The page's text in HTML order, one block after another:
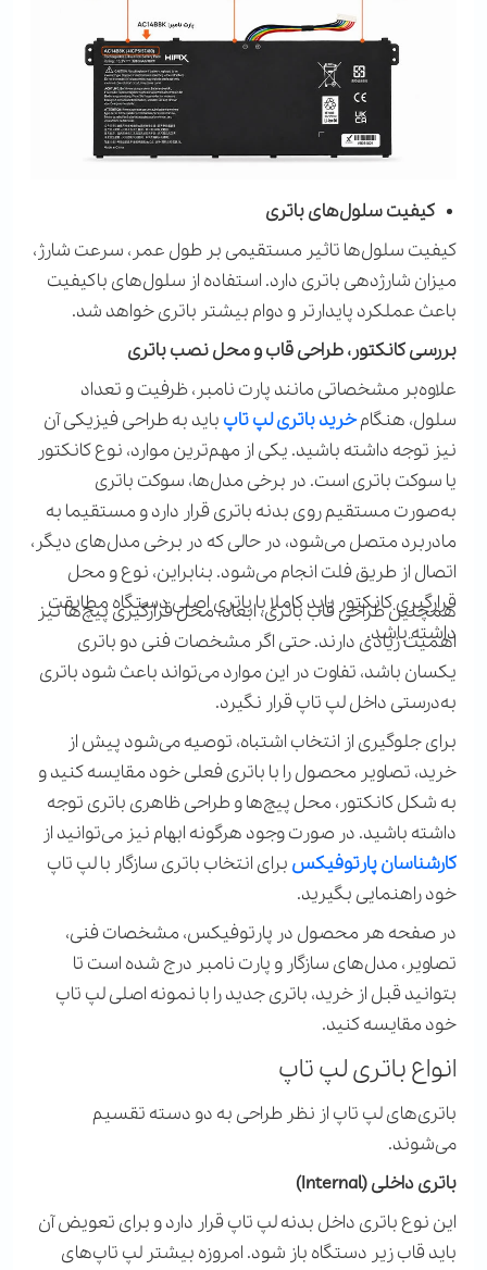
کیفیت سلول‌های باتری
کیفیت سلول‌ها تاثیر مستقیمی بر طول عمر، سرعت شارژ،
میزان شارژدهی باتری دارد. استفاده از سلول‌های باکیفیت
باعث عملکرد پایدارتر و دوام بیشتر باتری خواهد شد.
بررسی کانکتور، طراحی قاب و محل نصب باتری
علاوه‌بر مشخصاتی مانند پارت نامبر، ظرفیت و تعداد
سلول، هنگامخرید باتری لپ تاپ باید به طراحی فیزیکی آن
نیز توجه داشته باشید. یکی از مهم‌ترین موارد، نوع کانکتور
یا سوکت باتری است. در برخی مدل‌ها، سوکت باتری
به‌صورت مستقیم روی بدنه باتری قرار دارد و مستقیما به
مادربرد متصل می‌شود، در حالی که در برخی مدل‌های دیگر،
اتصال از طریق فلت انجام می‌شود. بنابراین، نوع و محل
قرارگیری کانکتور باید کاملا با باتری اصلی دستگاه مطابقت
داشته باشد.
همچنین طراحی قاب باتری، ابعاد، محل قرارگیری پیچ‌ها نیز
اهمیت زیادی دارند. حتی اگر مشخصات فنی دو باتری
یکسان باشد، تفاوت در این موارد می‌تواند باعث شود باتری
به‌درستی داخل لپ تاپ قرار نگیرد.
برای جلوگیری از انتخاب اشتباه، توصیه می‌شود پیش از
خرید، تصاویر محصول را با باتری فعلی خود مقایسه کنید و
به شکل کانکتور، محل پیچ‌ها و طراحی ظاهری باتری توجه
داشته باشید. در صورت وجود هرگونه ابهام نیز می‌توانید از
کارشناسان پارتوفیکس برای انتخاب باتری سازگار با لپ تاپ
خود راهنمایی بگیرید.
در صفحه هر محصول در پارتوفیکس، مشخصات فنی،
تصاویر، مدل‌های سازگار و پارت نامبر درج شده است تا
بتوانید قبل از خرید، باتری جدید را با نمونه اصلی لپ تاپ
خود مقایسه کنید.
انواع باتری لپ تاپ
باتری‌های لپ تاپ از نظر طراحی به دو دسته تقسیم
می‌شوند.
باتری داخلی (Internal
)
این نوع باتری داخل بدنه لپ تاپ قرار دارد و برای تعویض آن
باید قاب زیر دستگاه باز شود. امروزه بیشتر لپ تاپ‌های